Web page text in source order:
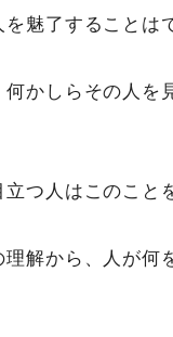
魅了することは
何かしらその人を
立つ人はこのこと
理解から、人が何